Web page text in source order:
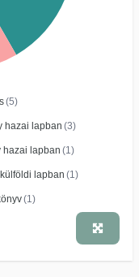
(5)
hazai lapban (3)
hazai lapban (1)
lapban (1)
(1)